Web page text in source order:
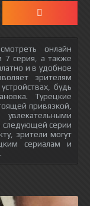
онлайн
7 серия, а также
и в удобное
зрителям
будь
Турецкие
привязкой,
следующей серии
зрители могут
сериалам и